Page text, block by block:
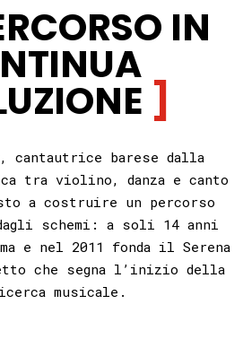
IN
cantautrice barese dalla
tra violino, danza e canto
a costruire un percorso
schemi: a soli 14 anni
e nel 2011 fonda il Serena
che segna l’inizio della
musicale.